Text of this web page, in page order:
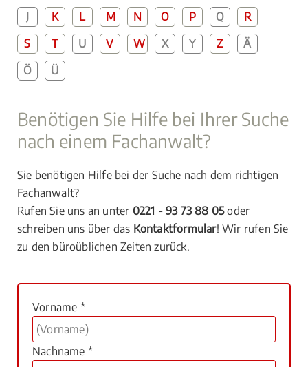
J
K L M N O P Q
R
S
T U V W X Y Z
Ä
Ö
Ü
Benötigen Sie Hilfe bei Ihrer Suche
nach einem Fachanwalt?
Sie benötigen Hilfe bei der Suche nach dem richtigen
Fachanwalt?
Rufen Sie uns an unter 0221 - 93 73 88 05oder
schreiben uns über das Kontaktformular! Wir rufen Sie
zu den büroüblichen Zeiten zurück.
Vorname *
Nachname *